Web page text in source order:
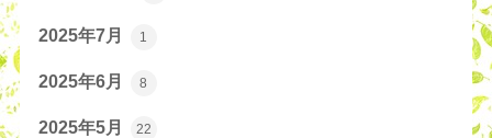
2025年7月 1
2025年6月 8
2025年5月 22